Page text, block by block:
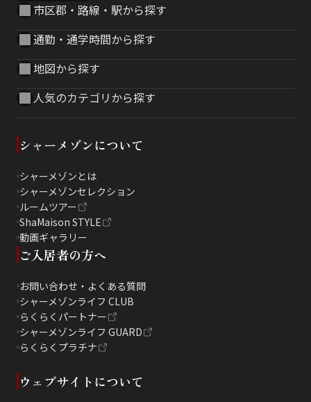
市区郡・路線・駅から探す
通勤・通学時間から探す
地図から探す
人気のカテゴリから探す
シャーメゾンについて
シャーメゾンとは
シャーメゾンセレクション
ルームツアー
ShaMaison STYLE
動画ギャラリー
ご入居者の方へ
お問い合わせ・よくある質問
シャーメゾンライフ CLUB
らくらくパートナー
シャーメゾンライフ GUARD
らくらくプラチナ
ウェブサイトについて